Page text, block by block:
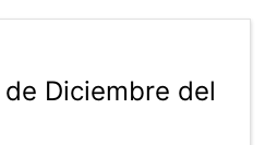
Diciembre del